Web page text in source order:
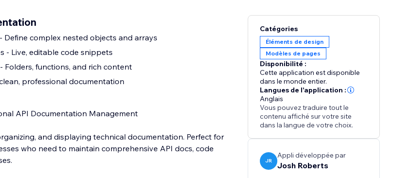
Define complex nested objects and arrays
- Live, editable code snippets
Folders, functions, and rich content
professional documentation
API Documentation Management
and displaying technical documentation. Perfect for
who need to maintain comprehensive API docs, code
Catégories
Éléments de design
Modèles de pages
Disponibilité :
Cette application est disponible
dans le monde entier.
Langues de l'application :
Anglais
Vous pouvez traduire tout le
contenu affiché sur votre site
dans la langue de votre choix.
JR
Appli développée par
Josh Roberts